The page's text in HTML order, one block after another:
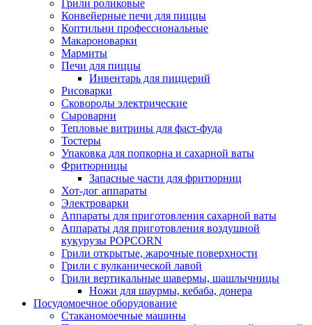
Грили роликовые
Конвейерные печи для пиццы
Коптильни профессиональные
Макароноварки
Мармиты
Печи для пиццы
Инвентарь для пиццерий
Рисоварки
Сковороды электрические
Сыроварни
Тепловые витрины для фаст-фуда
Тостеры
Упаковка для попкорна и сахарной ваты
Фритюрницы
Запасные части для фритюрниц
Хот-дог аппараты
Электроварки
Аппараты для приготовления сахарной ваты
Аппараты для приготовления воздушной
кукурузы POPCORN
Грили открытые, жарочные поверхности
Грили с вулканической лавой
Грили вертикальные шавермы, шашлычницы
Ножи для шаурмы, кебаба, донера
Посудомоечное оборудование
Стаканомоечные машины